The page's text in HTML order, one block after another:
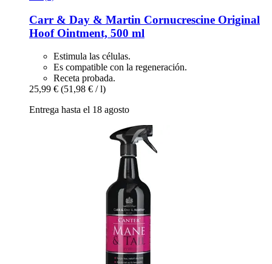
Carr & Day & Martin Cornucrescine Original
Hoof Ointment, 500 ml
Estimula las células.
Es compatible con la regeneración.
Receta probada.
25,99 € (51,98 € / l)
Entrega hasta el 18 agosto